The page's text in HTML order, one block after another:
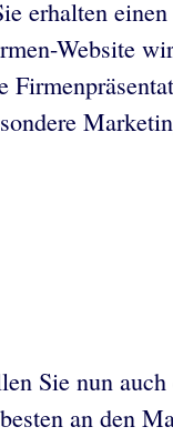
erhalten
Website
Sie nun
an den